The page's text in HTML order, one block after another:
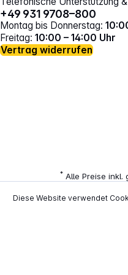
+49 931 9708–800
Montag bis Donnerstag:
Freitag: 10:00 – 14:00 Uhr
Vertrag widerrufen
* Alle Preise
Diese Website verwendet